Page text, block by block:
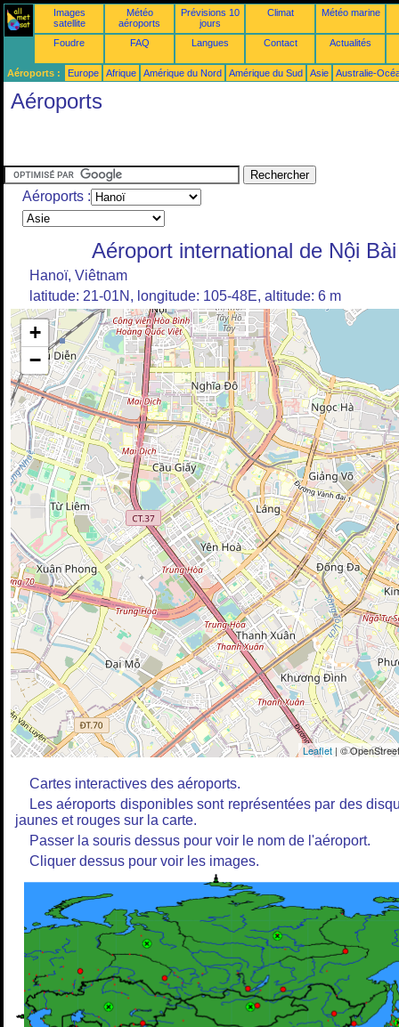
Images
satellite
Météo
aéroports
Prévisions 10
jours
Climat Météo marine
Foudre FAQ Langues Contact Actualités
Aéroports : Europe Afrique Amérique du Nord Amérique du Sud Asie Australie-
Aéroports
Aéroports :
Aéroport international de Nội Bài
Hanoï, Viêtnam
latitude: 21-01N, longitude: 105-48E, altitude: 6 m
+
−
Leaflet | ©
Cartes interactives des aéroports.
Les aéroports disponibles sont représentées par des
jaunes et rouges sur la carte.
Passer la souris dessus pour voir le nom de l'aéroport.
Cliquer dessus pour voir les images.